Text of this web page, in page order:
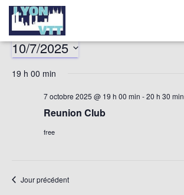
10/7/2025
une
19 h 00 min
7 octobre 2025 @ 19 h 00 min -20 h 30 min
Reunion Club
free
Jour précédent